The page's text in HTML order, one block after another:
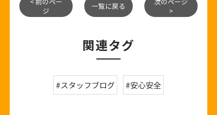
ジ
一覧に戻る
>
関連タグ
#スタッフブログ #安心安全